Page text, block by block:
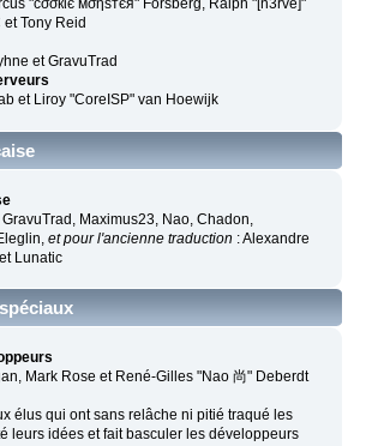
"cσσкιє мσηѕтєя" Forsberg, Ralph "[n3rve]"
Tony Reid
et GravuTrad
et Liroy "CoreISP" van Hoewijk
GravuTrad, Maximus23, Nao, Chadon,
et pour l'ancienne traduction : Alexandre
Lunatic
Mark Rose et René-Gilles "Nao 尚" Deberdt
élus qui ont sans relâche ni pitié traqué les
leurs idées et fait basculer les développeurs